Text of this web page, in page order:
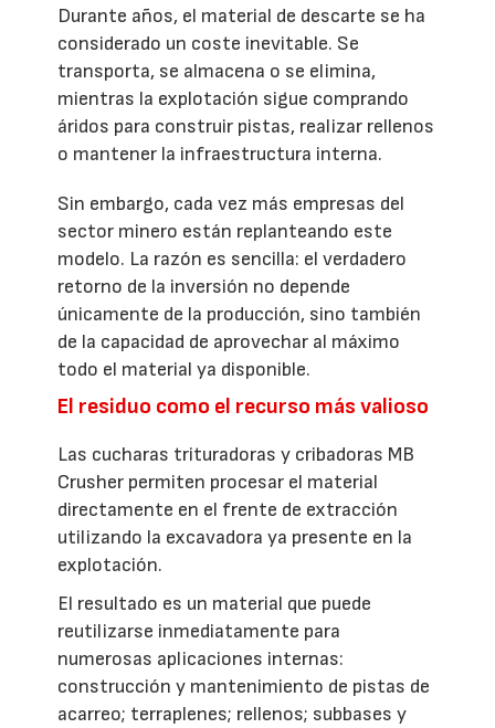
Durante años, el material de descarte se ha
considerado un coste inevitable. Se
transporta, se almacena o se elimina,
mientras la explotación sigue comprando
áridos para construir pistas, realizar rellenos
o mantener la infraestructura interna.
Sin embargo, cada vez más empresas del
sector minero están replanteando este
modelo. La razón es sencilla: el verdadero
retorno de la inversión no depende
únicamente de la producción, sino también
de la capacidad de aprovechar al máximo
todo el material ya disponible.
El residuo como el recurso más valioso
Las cucharas trituradoras y cribadoras MB
Crusher permiten procesar el material
directamente en el frente de extracción
utilizando la excavadora ya presente en la
explotación.
El resultado es un material que puede
reutilizarse inmediatamente para
numerosas aplicaciones internas:
construcción y mantenimiento de pistas de
acarreo; terraplenes; rellenos; subbases y